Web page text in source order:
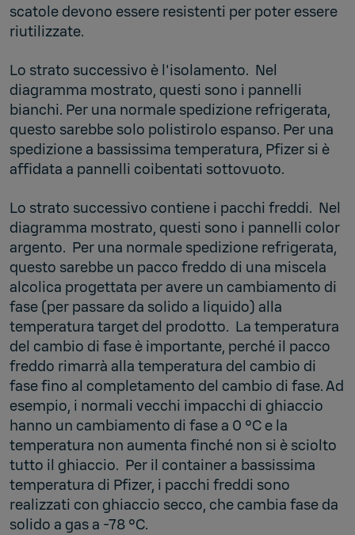
scatole devono essere resistenti per poter essere
riutilizzate.
Lo strato successivo è l'isolamento. Nel
diagramma mostrato, questi sono i pannelli
bianchi. Per una normale spedizione refrigerata,
questo sarebbe solo polistirolo espanso. Per una
spedizione a bassissima temperatura, Pfizer si è
affidata a pannelli coibentati sottovuoto.
Lo strato successivo contiene i pacchi freddi. Nel
diagramma mostrato, questi sono i pannelli color
argento. Per una normale spedizione refrigerata,
questo sarebbe un pacco freddo di una miscela
alcolica progettata per avere un cambiamento di
fase (per passare da solido a liquido) alla
temperatura target del prodotto. La temperatura
del cambio di fase è importante, perché il pacco
freddo rimarrà alla temperatura del cambio di
fase fino al completamento del cambio di fase. Ad
esempio, i normali vecchi impacchi di ghiaccio
hanno un cambiamento di fase a 0 °C e la
temperatura non aumenta finché non si è sciolto
tutto il ghiaccio. Per il container a bassissima
temperatura di Pfizer, i pacchi freddi sono
realizzati con ghiaccio secco, che cambia fase da
solido a gas a -78 °C.